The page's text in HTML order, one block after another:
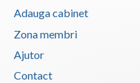
Adauga cabinet
Zona membri
Ajutor
Contact